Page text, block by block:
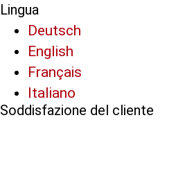
Lingua
Deutsch
English
Français
Italiano
Soddisfazione del cliente